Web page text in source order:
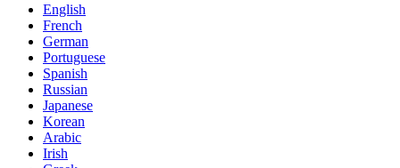
English
French
German
Portuguese
Spanish
Russian
Japanese
Korean
Arabic
Irish